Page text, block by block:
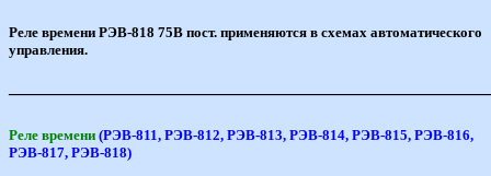
Реле времени РЭВ-818 75В пост. применяются в схемах автоматического
управления.
Реле времени (РЭВ-811, РЭВ-812, РЭВ-813, РЭВ-814, РЭВ-815, РЭВ-816,
РЭВ-817, РЭВ-818)